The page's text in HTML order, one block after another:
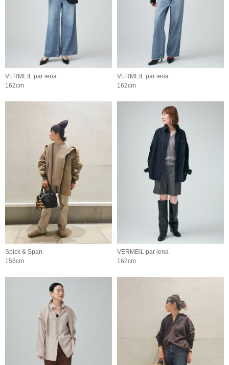
VERMEIL par iena
162cm
VERMEIL par iena
162cm
Spick & Span
156cm
VERMEIL par iena
162cm